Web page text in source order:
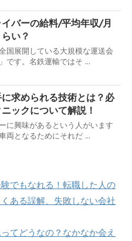
バーの給料/平均年収/月
い？
国展開している大規模な運送会
です。名鉄運輸ではそ ...
求められる技術とは？必
ックについて解説！
に興味があるという人がいます
両となるためにそれだ ...
でもなれる！転職した人の
ある誤解、失敗しない会社
てどうなの？なかなか会え